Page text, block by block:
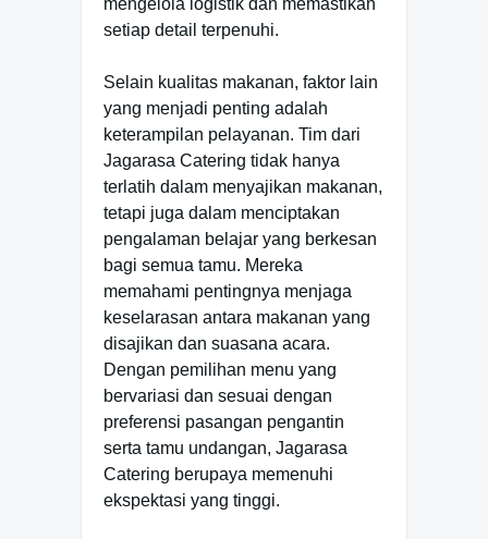
mengelola logistik dan memastikan
setiap detail terpenuhi.
Selain kualitas makanan, faktor lain
yang menjadi penting adalah
keterampilan pelayanan. Tim dari
Jagarasa Catering tidak hanya
terlatih dalam menyajikan makanan,
tetapi juga dalam menciptakan
pengalaman belajar yang berkesan
bagi semua tamu. Mereka
memahami pentingnya menjaga
keselarasan antara makanan yang
disajikan dan suasana acara.
Dengan pemilihan menu yang
bervariasi dan sesuai dengan
preferensi pasangan pengantin
serta tamu undangan, Jagarasa
Catering berupaya memenuhi
ekspektasi yang tinggi.